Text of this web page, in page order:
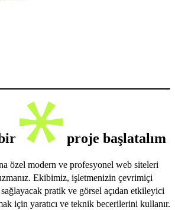
proje başlatalım
özel modern ve profesyonel web siteleri
Ekibimiz, işletmenizin çevrimiçi
sağlayacak pratik ve görsel açıdan etkileyici
için yaratıcı ve teknik becerilerini kullanır.